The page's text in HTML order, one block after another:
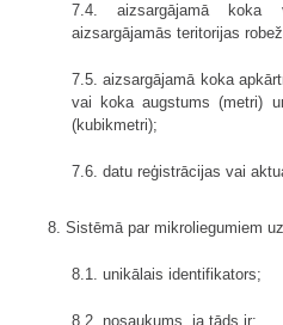
7.4. aizsargājamā koka
aizsargājamās teritorijas
7.5. aizsargājamā koka
vai koka augstums (metri)
(kubikmetri);
7.6. datu reģistrācijas vai
8. Sistēmā par mikroliegumiem
8.1. unikālais identifikators;
8.2. nosaukums, ja tāds ir;